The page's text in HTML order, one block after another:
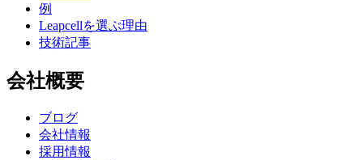
例
Leapcellを選ぶ理由
技術記事
会社概要
ブログ
会社情報
採用情報